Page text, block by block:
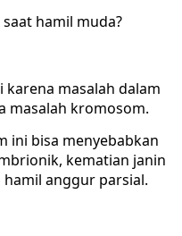
hamil muda?
masalah dalam
masalah kromosom.
ini bisa menyebabkan
kematian janin
anggur parsial.